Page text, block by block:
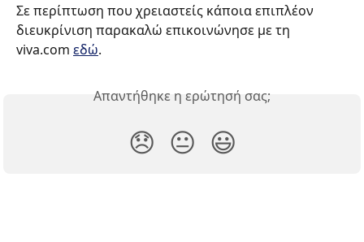
Σε περίπτωση που χρειαστείς κάποια επιπλέον
διευκρίνιση παρακαλώ επικοινώνησε με τη
viva.com εδώ.
Απαντήθηκε η ερώτησή σας;
😞 😐 😃